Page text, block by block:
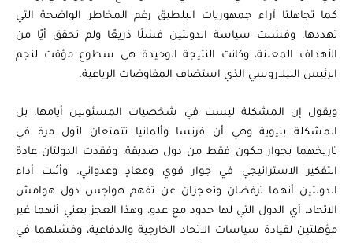
كما تجاهلتا آراء جمهوريات البلطيق رغم المخاطر الواضحة التي
تهددها، وفشلت سياسة الدولتين فشلًا ذريعًا ولم تحقق أيًا من
الأهداف المعلنة، وكانت النتيجة الوحيدة هي سطوع مؤقت لنجم
الرئيس البيلاروسي الذي استضاف المفاوضات الرباعية.
ويقول إن المشكلة ليست في شخصيات المسئولين أيامها، بل
المشكلة بنيوية وهي أن فرنسا وألمانيا تتمتعان لأول مرة في
تاريخهما بجوار مكون فقط من دول صديقة، وفقدت الدولتان عادة
التفكير الاستراتيجي في جوار قوي ومعادٍ وعدواني. وأثبت أداء
الدولتين أنهما ترفضان وتعجزان عن تفهم هواجس دول هوامش
الاتحاد، أي الدول التي لها حدود مع عدو، وهذا العجز يعني أنهما غير
مؤهلتين لقيادة سياسات الاتحاد الخارجية والدفاعية، وفشلهما في